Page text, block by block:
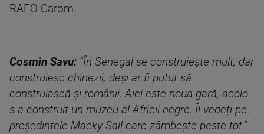
RAFO-Carom.
Cosmin Savu: “În Senegal se construiește mult, dar
construiesc chinezii, deși ar fi putut să
construiască și românii. Aici este noua gară, acolo
s-a construit un muzeu al Africii negre. Îl vedeți pe
președintele Macky Sall care zâmbește peste tot.”